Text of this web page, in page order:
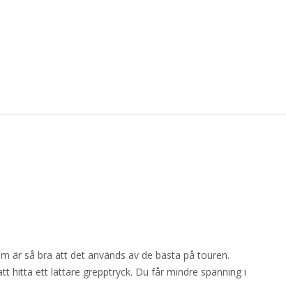
är så bra att det används av de bästa på touren.
hitta ett lättare grepptryck. Du får mindre spänning i